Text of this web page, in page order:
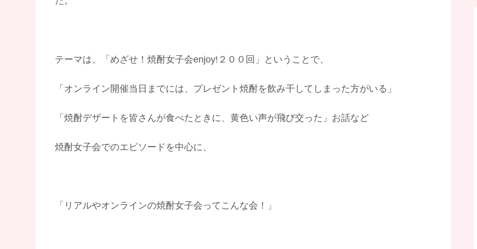
テーマは、「めざせ！焼酎女子会enjoy!２００回」ということで、
「オンライン開催当日までには、プレゼント焼酎を飲み干してしまった方がいる」
「焼酎デザートを皆さんが食べたときに、黄色い声が飛び交った」お話など
焼酎女子会でのエピソードを中心に、
「リアルやオンラインの焼酎女子会ってこんな会！」